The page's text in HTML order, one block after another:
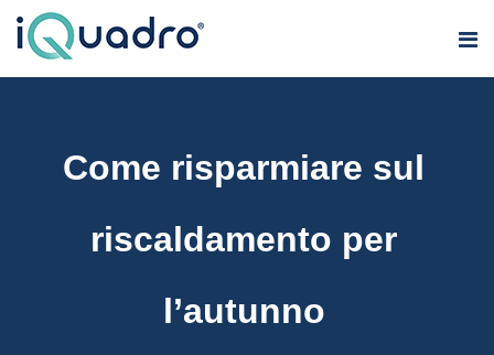
Come risparmiare sul
riscaldamento per
l’autunno